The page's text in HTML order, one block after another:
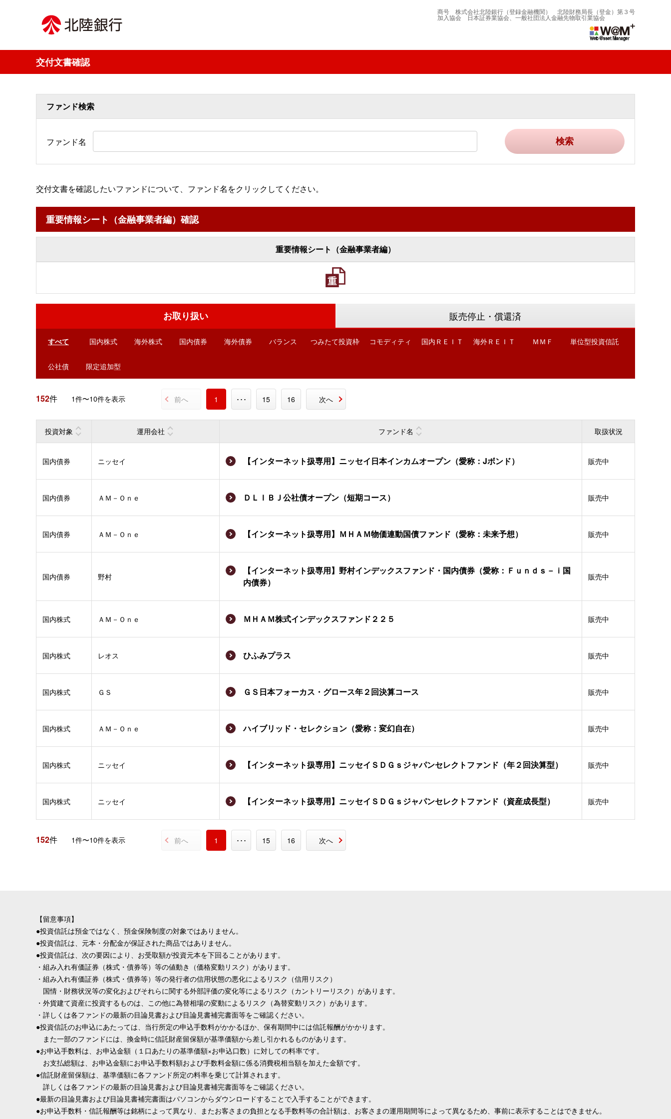
商号 株式会社北陸銀行（登録金融機関） 北陸財務局長（登金）第３号
加入協会 日本証券業協会、一般社団法人金融先物取引業協会
交付文書確認
ファンド検索
ファンド名 検索
交付文書を確認したいファンドについて、ファンド名をクリックしてください。
重要情報シート（金融事業者編）確認
重要情報シート（金融事業者編）
お取り扱い 販売停止・償還済
すべて 国内株式 海外株式 国内債券 海外債券 バランス つみたて投資枠 コモディティ 国内ＲＥＩＴ 海外ＲＥＩＴ ＭＭＦ 単位型投資信託
公社債 限定追加型
152件 1件〜10件を表示 前へ 1 ･･･ 15 16 次へ
投資対象 運用会社 ファンド名 取扱状況
国内債券 ニッセイ 【インターネット扱専用】ニッセイ日本インカムオープン（愛称：Jボンド） 販売中
国内債券 ＡＭ－Ｏｎｅ ＤＬＩＢＪ公社債オープン（短期コース） 販売中
国内債券 ＡＭ－Ｏｎｅ 【インターネット扱専用】ＭＨＡＭ物価連動国債ファンド（愛称：未来予想） 販売中
国内債券 野村
【インターネット扱専用】野村インデックスファンド・国内債券（愛称：Ｆｕｎｄｓ－ｉ国
内債券）
販売中
国内株式 ＡＭ－Ｏｎｅ ＭＨＡＭ株式インデックスファンド２２５ 販売中
国内株式 レオス ひふみプラス 販売中
国内株式 ＧＳ ＧＳ日本フォーカス・グロース年２回決算コース 販売中
国内株式 ＡＭ－Ｏｎｅ ハイブリッド・セレクション（愛称：変幻自在） 販売中
国内株式 ニッセイ 【インターネット扱専用】ニッセイＳＤＧｓジャパンセレクトファンド（年２回決算型） 販売中
国内株式 ニッセイ 【インターネット扱専用】ニッセイＳＤＧｓジャパンセレクトファンド（資産成長型） 販売中
152件 1件〜10件を表示 前へ 1 ･･･ 15 16 次へ
【留意事項】
●投資信託は預金ではなく、預金保険制度の対象ではありません。
●投資信託は、元本・分配金が保証された商品ではありません。
●投資信託は、次の要因により、お受取額が投資元本を下回ることがあります。
・組み入れ有価証券（株式・債券等）等の値動き（価格変動リスク）があります。
・組み入れ有価証券（株式・債券等）等の発行者の信用状態の悪化によるリスク（信用リスク）
国情・財務状況等の変化およびそれらに関する外部評価の変化等によるリスク（カントリーリスク）があります。
・外貨建て資産に投資するものは、この他に為替相場の変動によるリスク（為替変動リスク）があります。
・詳しくは各ファンドの最新の目論見書および目論見書補完書面等をご確認ください。
●投資信託のお申込にあたっては、当行所定の申込手数料がかかるほか、保有期間中には信託報酬がかかります。
また一部のファンドには、換金時に信託財産留保額が基準価額から差し引かれるものがあります。
●お申込手数料は、お申込金額（１口あたりの基準価額×お申込口数）に対しての料率です。
お支払総額は、お申込金額にお申込手数料額および手数料金額に係る消費税相当額を加えた金額です。
●信託財産留保額は、基準価額に各ファンド所定の料率を乗じて計算されます。
詳しくは各ファンドの最新の目論見書および目論見書補完書面等をご確認ください。
●最新の目論見書および目論見書補完書面はパソコンからダウンロードすることで入手することができます。
●お申込手数料・信託報酬等は銘柄によって異なり、またお客さまの負担となる手数料等の合計額は、お客さまの運用期間等によって異なるため、事前に表示することはできません。